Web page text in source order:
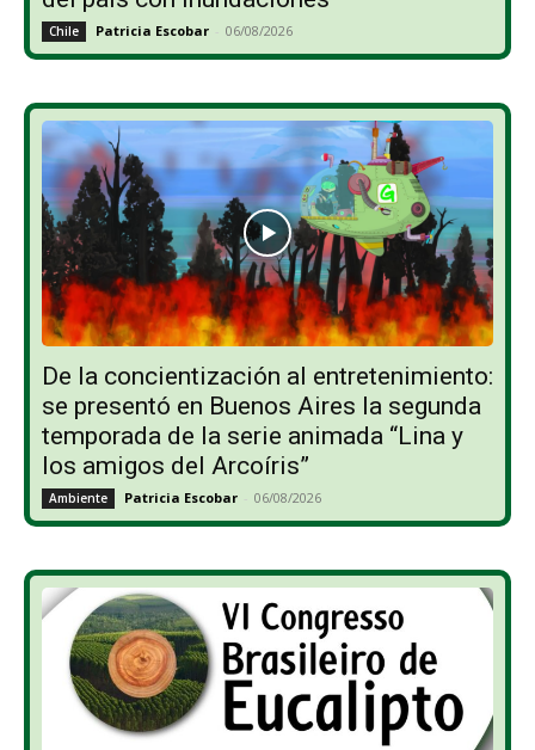
Chile Patricia Escobar - 06/08/2026
De la concientización al entretenimiento:
se presentó en Buenos Aires la segunda
temporada de la serie animada “Lina y
los amigos del Arcoíris”
Ambiente Patricia Escobar - 06/08/2026